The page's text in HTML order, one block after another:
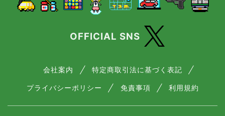
OFFICIAL SNS
会社案内 特定商取引法に基づく表記
プライバシーポリシー 免責事項 利用規約